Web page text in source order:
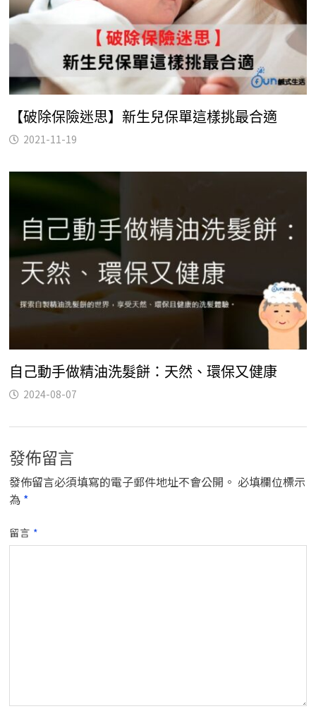
【破除保險迷思】新生兒保單這樣挑最合適
2021-11-19
自己動手做精油洗髮餅：天然、環保又健康
2024-08-07
發佈留言
發佈留言必須填寫的電子郵件地址不會公開。 必填欄位標示
為 *
留言 *